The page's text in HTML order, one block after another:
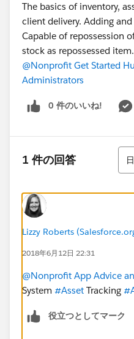
The basics of inventory,
client delivery. Adding
Capable of repossession
stock as repossessed item.
@Nonprofit Get Started
Administrators
0 件のいいね!
1 件の回答
並
Lizzy Roberts
2018年6月12日 22:31
@Nonprofit App Advice
System #Asset Tracking
役立つとしてマーク